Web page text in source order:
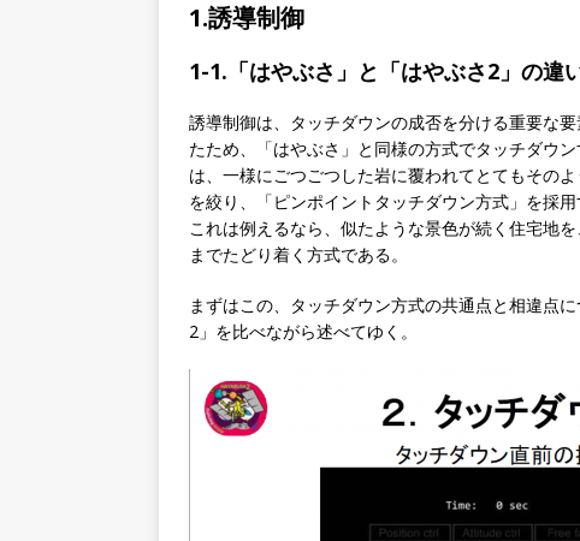
1.誘導制御
1-1.「はやぶさ」と「はやぶさ2」の違
誘導制御は、タッチダウンの成否を分ける重要な
たため、「はやぶさ」と同様の方式でタッチダウ
は、一様にごつごつした岩に覆われてとてもその
を絞り、「ピンポイントタッチダウン方式」を採用
これは例えるなら、似たような景色が続く住宅地
までたどり着く方式である。
まずはこの、タッチダウン方式の共通点と相違点
2」を比べながら述べてゆく。